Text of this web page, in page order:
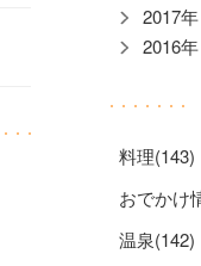
2017年
2016年
料理(143)
おでかけ
温泉(142)